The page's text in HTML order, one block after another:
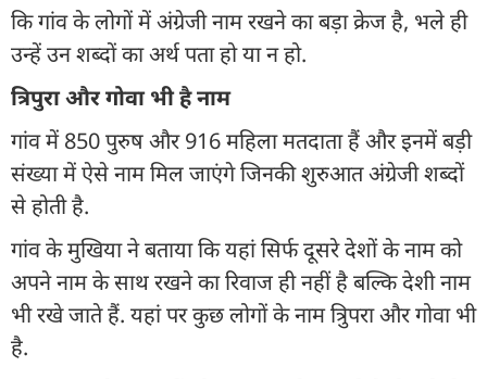
कि गांव के लोगों में अंग्रेजी नाम रखने का बड़ा क्रेज है, भले ही
उन्हें उन शब्दों का अर्थ पता हो या न हो.
त्रिपुरा और गोवा भी है नाम
गांव में 850 पुरुष और 916 महिला मतदाता हैं और इनमें बड़ी
संख्या में ऐसे नाम मिल जाएंगे जिनकी शुरुआत अंग्रेजी शब्दों
से होती है.
गांव के मुखिया ने बताया कि यहां सिर्फ दूसरे देशों के नाम को
अपने नाम के साथ रखने का रिवाज ही नहीं है बल्कि देशी नाम
भी रखे जाते हैं. यहां पर कुछ लोगों के नाम त्रिुपरा और गोवा भी
है.